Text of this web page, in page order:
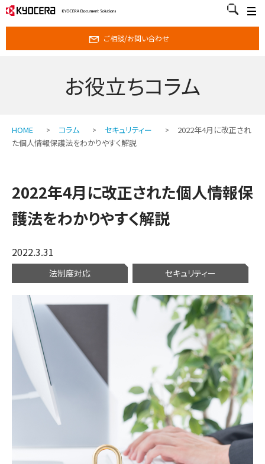
ご相談/お問い合わせ
お役立ちコラム
HOME コラム セキュリティー
2022年4月に改正され
た個人情報保護法をわかりやすく解説
2022年4月に改正された個人情報保
護法をわかりやすく解説
2022.3.31
法制度対応 セキュリティー